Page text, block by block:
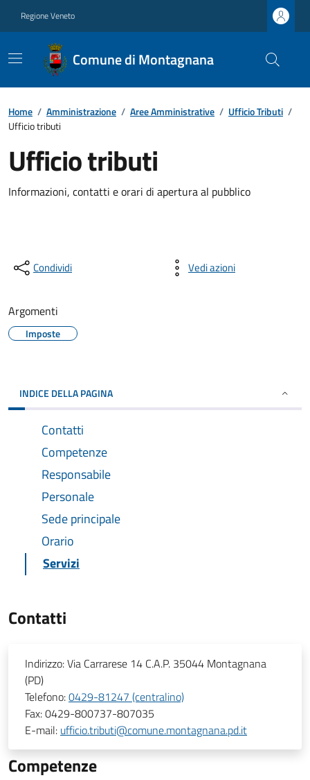
Regione Veneto
Comune di Montagnana
Home / Amministrazione / Aree Amministrative / Ufficio Tributi /
Ufficio tributi
Ufficio tributi
Informazioni, contatti e orari di apertura al pubblico
Condividi Vedi azioni
Argomenti
Imposte
INDICE DELLA PAGINA
Contatti
Competenze
Responsabile
Personale
Sede principale
Orario
Servizi
Contatti
Indirizzo:Via Carrarese 14 C.A.P. 35044 Montagnana
(PD)
Telefono:0429-81247 (centralino)
Fax:0429-800737-807035
E-mail: ufficio.tributi@comune.montagnana.pd.it
Competenze